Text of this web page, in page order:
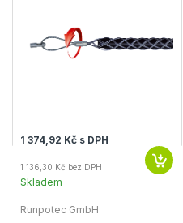
1 374,92 Kč s DPH
1 136,30 Kč bez DPH
Skladem
Runpotec GmbH